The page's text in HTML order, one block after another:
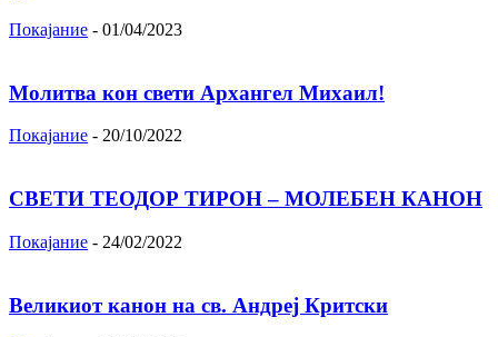
Покајание - 01/04/2023
Молитва кон свети Архангел Михаил!
Покајание - 20/10/2022
СВЕТИ ТЕОДОР ТИРОН – МОЛЕБЕН КАНОН
Покајание - 24/02/2022
Великиот канон на св. Андреј Критски